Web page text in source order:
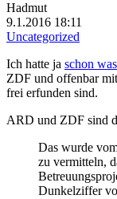
Hadmut
9.1.2016 18:11
Uncategorized
Ich hatte ja schon
ZDF und offenbar
frei erfunden sind.
ARD und ZDF sind
Das wurde
zu vermitteln,
Dunkelziffer